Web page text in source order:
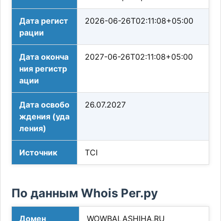
Дата регист
рации
2026-06-26T02:11:08+05:00
Дата оконча
ния регистр
ации
2027-06-26T02:11:08+05:00
Дата освобо
ждения (уда
ления)
26.07.2027
Источник TCI
По данным Whois Рег.ру
Домен WOWBALASHIHA.RU